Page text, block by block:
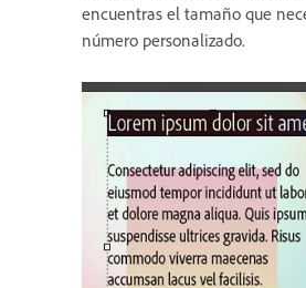
encuentras el tamaño que
número personalizado.